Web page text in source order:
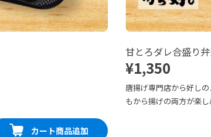
カート商品追加
甘とろダレ合盛り
¥1,350
唐揚げ専門店から好し
もから揚げの両方が楽し